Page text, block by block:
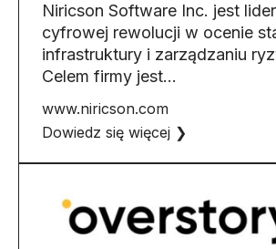
Niricson Software Inc. jest
cyfrowej rewolucji w ocenie
infrastruktury i zarządzaniu
Celem firmy jest...
www.niricson.com
Dowiedz się więcej ❯